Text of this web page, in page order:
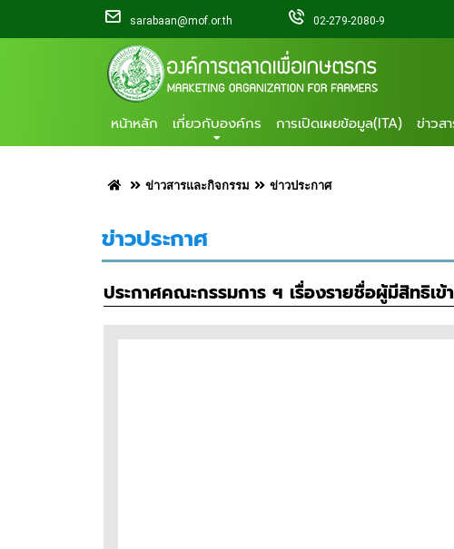
sarabaan@mof.or.th 02-279-2080-9
หน้าหลัก เกี่ยวกับองค์กร การเปิดเผยข้อมูล(ITA) ข่าวส
ข่าวสารและกิจกรรม ข่าวประกาศ
ข่าวประกาศ
ประกาศคณะกรรมการ ฯ เรื่องรายชื่อผู้มีสิทธิเ